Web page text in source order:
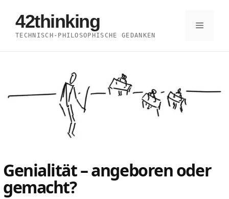
Inhalt
springen
42thinking
TECHNISCH-PHILOSOPHISCHE GEDANKEN
Menü
Genialität – angeboren oder
gemacht?